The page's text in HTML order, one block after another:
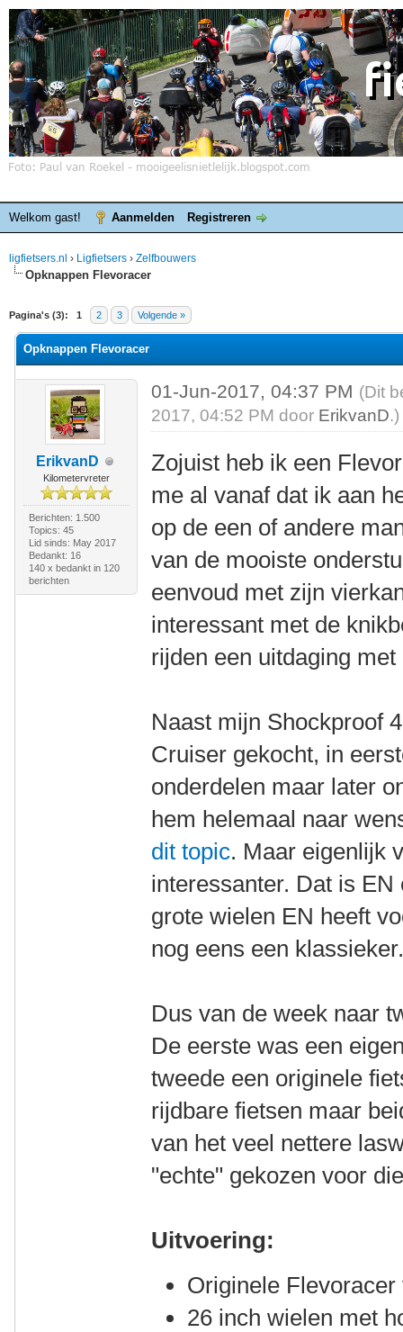
Welkom gast! Aanmelden Registreren
ligfietsers.nl › Ligfietsers › Zelfbouwers
Opknappen Flevoracer
Pagina's (3): 1 2 3 Volgende »
waardering is 0
Opknappen Flevoracer
ErikvanD
Kilometervreter
Berichten: 1.500
Topics: 45
Lid sinds: May 2017
Bedankt: 16
140 x bedankt in 120
berichten
01-Jun-2017, 04:37 PM (Dit
2017, 04:52 PM door ErikvanD.)
Zojuist heb ik een
me al vanaf dat ik aan
op de een of andere
van de mooiste
eenvoud met zijn
interessant met de
rijden een uitdaging
Naast mijn Shockproof
Cruiser gekocht, in
onderdelen maar later
hem helemaal naar
dit topic. Maar eigenlijk
interessanter. Dat is
grote wielen EN heeft
nog eens een
Dus van de week naar
De eerste was een
tweede een originele
rijdbare fietsen maar
van het veel nettere
"echte" gekozen voor
Uitvoering:
Originele
26 inch wielen met